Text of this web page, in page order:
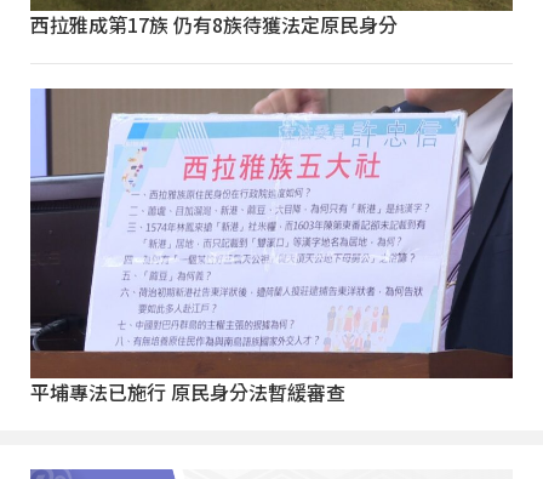
西拉雅成第17族 仍有8族待獲法定原民身分
平埔專法已施行 原民身分法暫緩審查